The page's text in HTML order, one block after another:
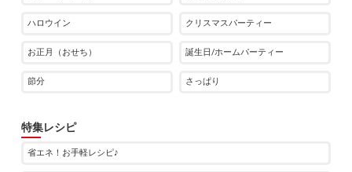
ハロウイン クリスマスパーティー
お正月（おせち） 誕生日/ホームパーティー
節分 さっぱり
特集レシピ
省エネ！お手軽レシピ♪